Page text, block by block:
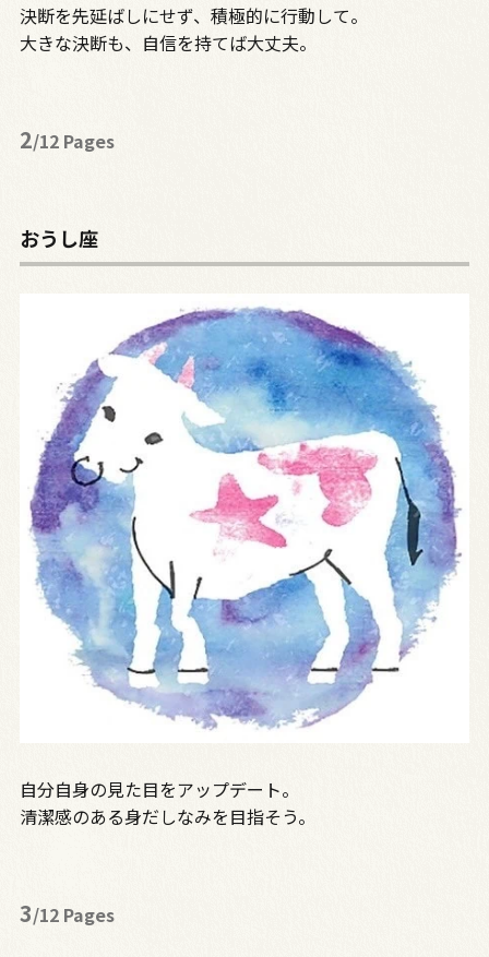
決断を先延ばしにせず、積極的に行動して。
大きな決断も、自信を持てば大丈夫。
2/12 Pages
おうし座
自分自身の見た目をアップデート。
清潔感のある身だしなみを目指そう。
3/12 Pages